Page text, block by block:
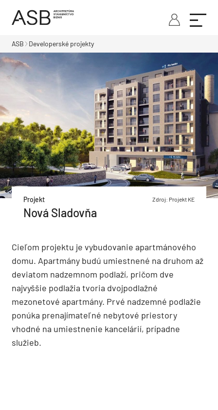
ASB Developerské projekty
Projekt Zdroj: Projekt KE
Nová Sladovňa
Cieľom projektu je vybudovanie apartmánového
domu. Apartmány budú umiestnené na druhom až
deviatom nadzemnom podlaží, pričom dve
najvyššie podlažia tvoria dvojpodlažné
mezonetové apartmány. Prvé nadzemné podlažie
ponúka prenajímateľné nebytové priestory
vhodné na umiestnenie kancelárií, prípadne
služieb.